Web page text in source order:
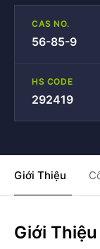
CAS NO.
56-85-9
HS CODE
292419
Giới Thiệu
Giới Thiệu